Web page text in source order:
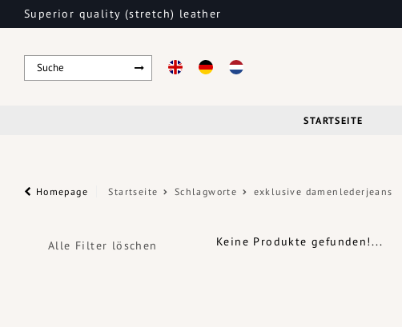
Superior quality (stretch) leather
STARTSEITE
Homepage Startseite Schlagworte exklusive damenlederjeans
Alle Filter löschen Keine Produkte gefunden!...